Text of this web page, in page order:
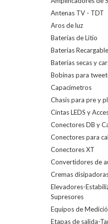
Antenas TV - TDT
Aros de luz
Baterías de Litio
Baterías
Baterías secas y
Bobinas para
Capacímetros
Chasis para pre y
Cintas LEDS y
Conectores DB y
Conectores para
Conectores XT
Convertidores de
Cremas
Elevadores-
Supresores
Equipos de
Etapas de salida-